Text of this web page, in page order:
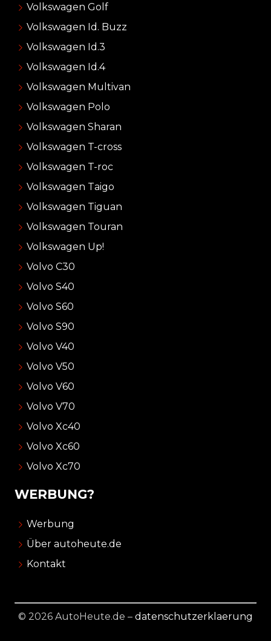
Volkswagen Golf
Volkswagen Id. Buzz
Volkswagen Id.3
Volkswagen Id.4
Volkswagen Multivan
Volkswagen Polo
Volkswagen Sharan
Volkswagen T-cross
Volkswagen T-roc
Volkswagen Taigo
Volkswagen Tiguan
Volkswagen Touran
Volkswagen Up!
Volvo C30
Volvo S40
Volvo S60
Volvo S90
Volvo V40
Volvo V50
Volvo V60
Volvo V70
Volvo Xc40
Volvo Xc60
Volvo Xc70
WERBUNG?
Werbung
Über autoheute.de
Kontakt
© 2026 AutoHeute.de – datenschutzerklaerung